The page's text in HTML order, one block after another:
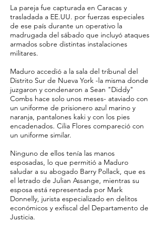
La pareja fue capturada en Caracas y
trasladada a EE.UU. por fuerzas especiales
de ese país durante un operativo la
madrugada del sábado que incluyó ataques
armados sobre distintas instalaciones
militares.
Maduro accedió a la sala del tribunal del
Distrito Sur de Nueva York -la misma donde
juzgaron y condenaron a Sean "Diddy"
Combs hace solo unos meses- ataviado con
un uniforme de prisionero azul marino y
naranja, pantalones kaki y con los pies
encadenados. Cilia Flores compareció con
un uniforme similar.
Ninguno de ellos tenía las manos
esposadas, lo que permitió a Maduro
saludar a su abogado Barry Pollack, que es
el letrado de Julian Assange, mientras su
esposa está representada por Mark
Donnelly, jurista especializado en delitos
económicos y exfiscal del Departamento de
Justicia.